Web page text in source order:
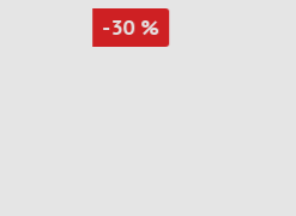
Rabatt